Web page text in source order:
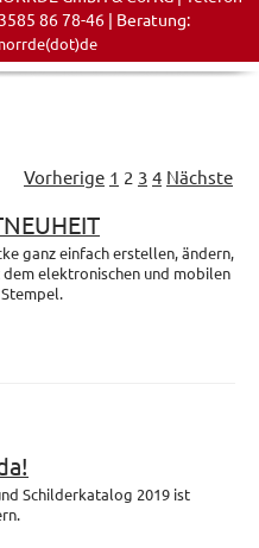
86 78-46 | Beratung:
Vorherige 1 2 3 4 Nächste
ganz einfach erstellen, ändern,
elektronischen und mobilen
Schilderkatalog 2019 ist